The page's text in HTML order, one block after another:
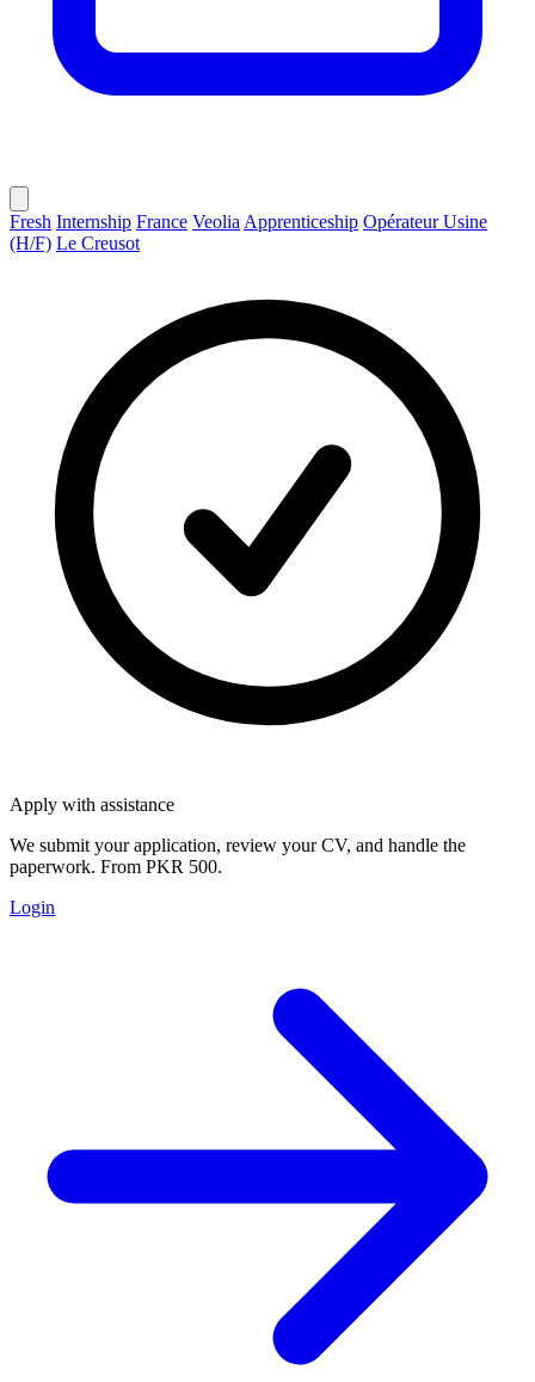
Fresh Internship France Veolia Apprenticeship Opérateur Usine
(H/F) Le Creusot
Apply with assistance
We submit your application, review your CV, and handle the
paperwork. From PKR 500.
Login